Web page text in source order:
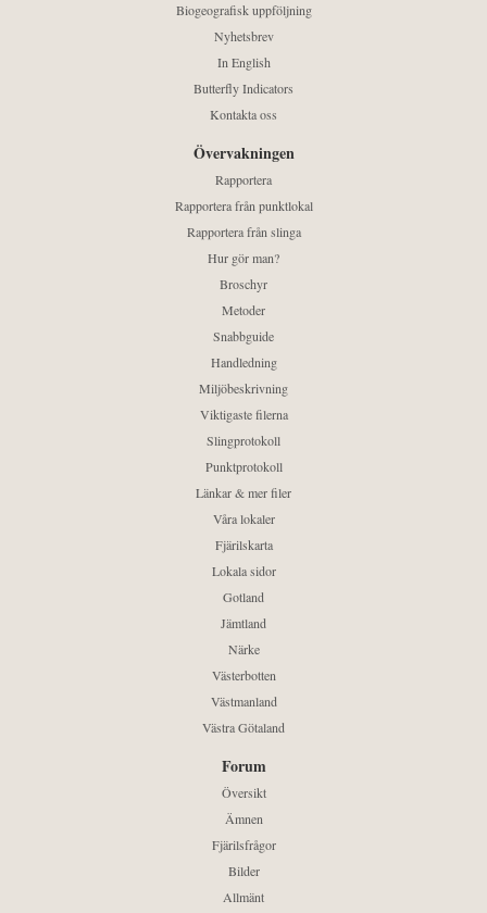
Biogeografisk uppföljning
Nyhetsbrev
In English
Butterfly Indicators
Kontakta oss
Övervakningen
Rapportera
Rapportera från punktlokal
Rapportera från slinga
Hur gör man?
Broschyr
Metoder
Snabbguide
Handledning
Miljöbeskrivning
Viktigaste filerna
Slingprotokoll
Punktprotokoll
Länkar & mer filer
Våra lokaler
Fjärilskarta
Lokala sidor
Gotland
Jämtland
Närke
Västerbotten
Västmanland
Västra Götaland
Forum
Översikt
Ämnen
Fjärilsfrågor
Bilder
Allmänt